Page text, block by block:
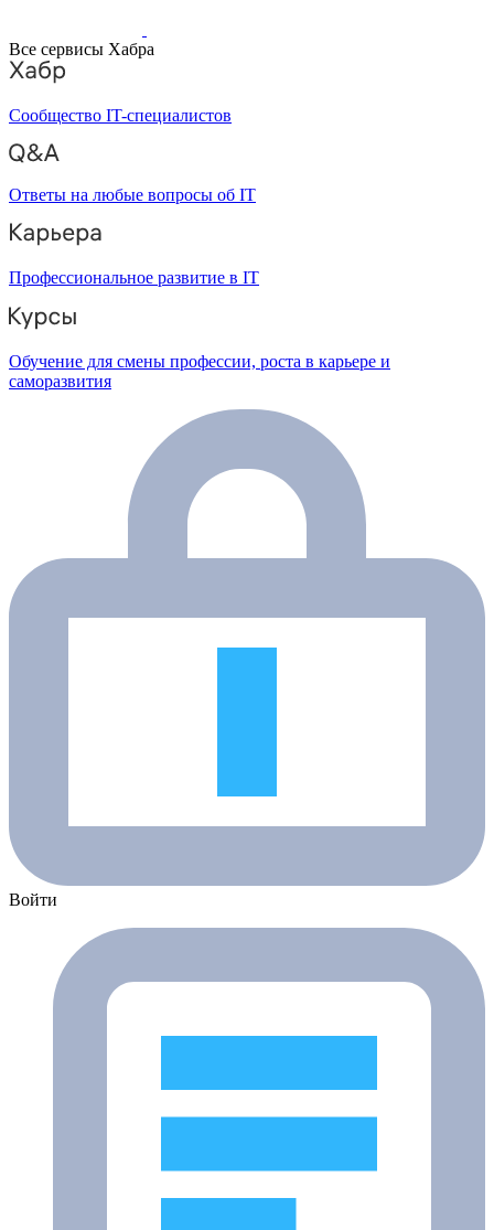
Все сервисы Хабра
Сообщество IT-специалистов
Ответы на любые вопросы об IT
Профессиональное развитие в IT
Обучение для смены профессии, роста в карьере и
саморазвития
Войти